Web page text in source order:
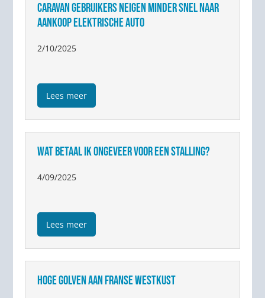
CARAVAN GEBRUIKERS NEIGEN MINDER SNEL NAAR
AANKOOP ELEKTRISCHE AUTO
2/10/2025
Lees meer
WAT BETAAL IK ONGEVEER VOOR EEN STALLING?
4/09/2025
Lees meer
HOGE GOLVEN AAN FRANSE WESTKUST